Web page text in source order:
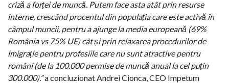
criză a forței de muncă. Putem face asta atât prin resurse
interne, crescând procentul din populația care este activă în
câmpul muncii, pentru a ajunge la media europeană (69%
România vs 75% UE) cât și prin relaxarea procedurilor de
imigrație pentru profesiile care nu sunt atractive pentru
români (de la 100.000 permise de muncă anual la cel puțin
300.000).”a concluzionat Andrei Cionca, CEO Impetum